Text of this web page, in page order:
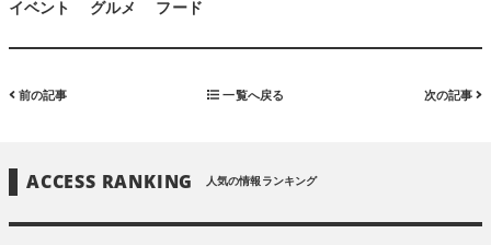
イベント グルメ フード
前の記事 一覧へ戻る 次の記事
ACCESS RANKING 人気の情報ランキング